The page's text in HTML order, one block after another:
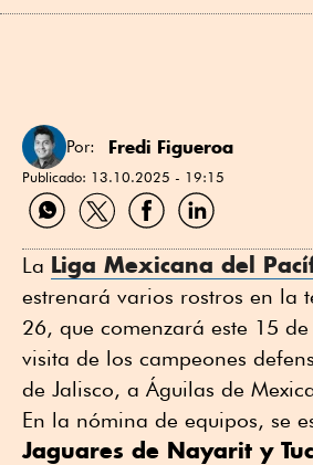
Por: Fredi Figueroa
Publicado: 13.10.2025 - 19:15
Compartir
por
Compartir
por
Compartir
por
Compartir
por
La Liga Mexicana del
estrenará varios rostros en la
26, que comenzará este 15
visita de los campeones
de Jalisco, a Águilas de
En la nómina de equipos, se
Jaguares de Nayarit y